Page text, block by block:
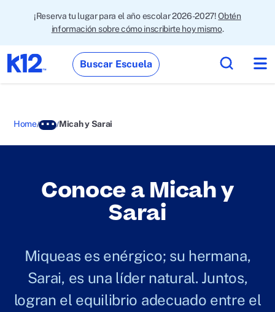
¡Reserva tu lugar para el año escolar 2026-2027!Obtén
información sobre cómo inscribirte hoy mismo.
Buscar Escuela
Home Micah y Sarai
Conoce a Micah y
Sarai
Miqueas es enérgico; su hermana,
Sarai, es una líder natural. Juntos,
logran el equilibrio adecuado entre el